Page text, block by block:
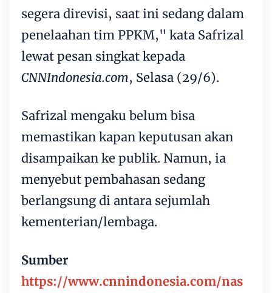
segera direvisi, saat ini sedang dalam
penelaahan tim PPKM," kata Safrizal
lewat pesan singkat kepada
CNNIndonesia.com, Selasa (29/6).
Safrizal mengaku belum bisa
memastikan kapan keputusan akan
disampaikan ke publik. Namun, ia
menyebut pembahasan sedang
berlangsung di antara sejumlah
kementerian/lembaga.
Sumber
https://www.cnnindonesia.com/nas